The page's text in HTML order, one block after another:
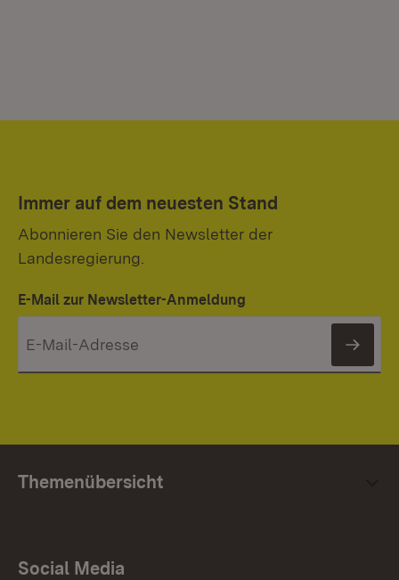
Immer auf dem neuesten Stand
Abonnieren Sie den Newsletter der
Landesregierung.
E-Mail zur Newsletter-Anmeldung
Themenübersicht
Social Media